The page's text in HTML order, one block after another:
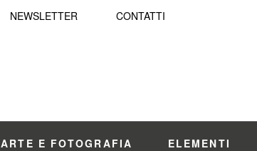
NEWSLETTER CONTATTI
ARTE E FOTOGRAFIA ELEMENTI